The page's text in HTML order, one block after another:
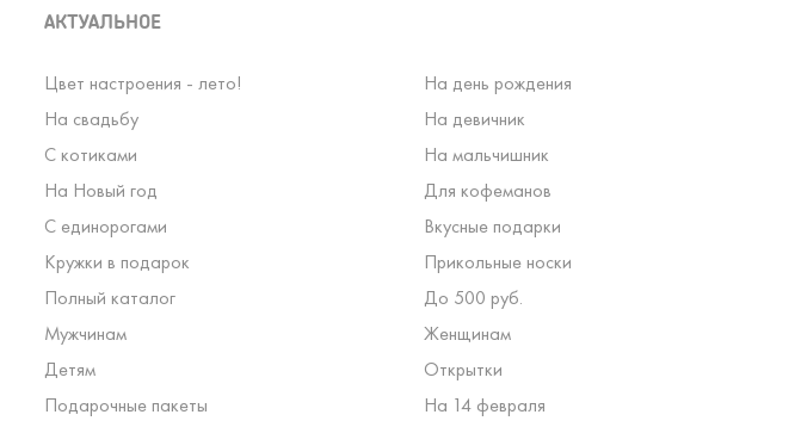
АКТУАЛЬНОЕ
Цвет настроения - лето!
На день рождения
На свадьбу
На девичник
С котиками
На мальчишник
На Новый год
Для кофеманов
С единорогами
Вкусные подарки
Кружки в подарок
Прикольные носки
Полный каталог
До 500 руб.
Мужчинам
Женщинам
Детям
Открытки
Подарочные пакеты
На 14 февраля